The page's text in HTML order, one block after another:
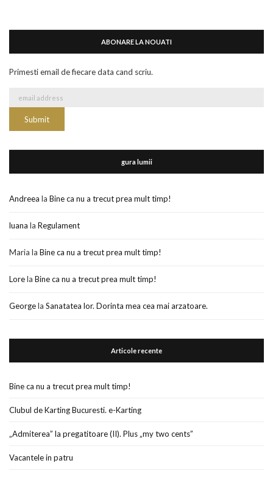
ABONARE LA NOUATI
Primesti email de fiecare data cand scriu.
gura lumii
Andreea la Bine ca nu a trecut prea mult timp!
luana la Regulament
Maria la Bine ca nu a trecut prea mult timp!
Lorela Bine ca nu a trecut prea mult timp!
Georgela Sanatatea lor. Dorinta mea cea mai arzatoare.
Articole recente
Bine ca nu a trecut prea mult timp!
Clubul de Karting Bucuresti. e-Karting
„Admiterea” la pregatitoare (II). Plus „my two cents”
Vacantele in patru